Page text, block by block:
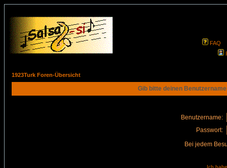
FAQ
1923Turk Foren-Übersicht
Gib bitte deinen
Benutzername:
Passwort:
Bei jedem
Ich